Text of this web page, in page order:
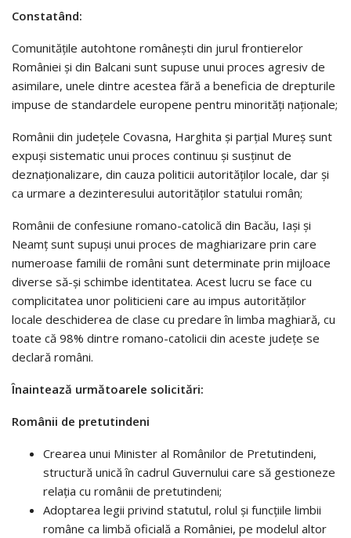
Constatând:
Comunităţile autohtone româneşti din jurul frontierelor
României şi din Balcani sunt supuse unui proces agresiv de
asimilare, unele dintre acestea fără a beneficia de drepturile
impuse de standardele europene pentru minorităţi naţionale;
Românii din judeţele Covasna, Harghita şi parţial Mureş sunt
expuşi sistematic unui proces continuu şi susţinut de
deznaţionalizare, din cauza politicii autorităţilor locale, dar şi
ca urmare a dezinteresului autorităţilor statului român;
Românii de confesiune romano-catolică din Bacău, Iaşi şi
Neamţ sunt supuşi unui proces de maghiarizare prin care
numeroase familii de români sunt determinate prin mijloace
diverse să-şi schimbe identitatea. Acest lucru se face cu
complicitatea unor politicieni care au impus autorităţilor
locale deschiderea de clase cu predare în limba maghiară, cu
toate că 98% dintre romano-catolicii din aceste judeţe se
declară români.
Înaintează următoarele solicitări:
Românii de pretutindeni
Crearea unui Minister al Românilor de Pretutindeni,
structură unică în cadrul Guvernului care să gestioneze
relaţia cu românii de pretutindeni;
Adoptarea legii privind statutul, rolul și funcțiile limbii
române ca limbă oficială a României, pe modelul altor